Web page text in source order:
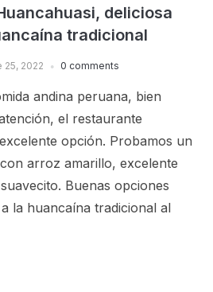
deliciosa
tradicional
25, 2022 0 comments
andina peruana, bien
el restaurante
opción. Probamos un
arroz amarillo, excelente
Buenas opciones
la huancaína tradicional al